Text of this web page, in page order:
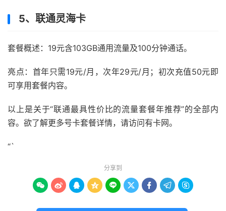
5、联通灵海卡
套餐概述：19元含103GB通用流量及100分钟通话。
亮点：首年只需19元/月，次年29元/月；初次充值50元即
可享用套餐内容。
以上是关于“联通最具性价比的流量套餐年推荐”的全部内
容。欲了解更多号卡套餐详情，请访问有卡网。
“`
分享到
        